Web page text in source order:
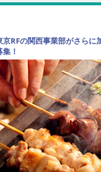
RFの関西事業部がさらに
！